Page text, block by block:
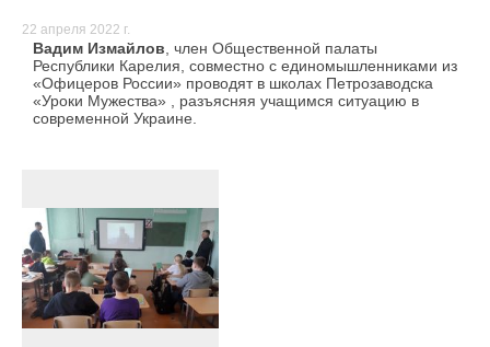
22 апреля 2022 г.
Вадим Измайлов, член Общественной палаты
Республики Карелия, совместно с единомышленниками из
«Офицеров России» проводят в школах Петрозаводска
«Уроки Мужества» , разъясняя учащимся ситуацию в
современной Украине.